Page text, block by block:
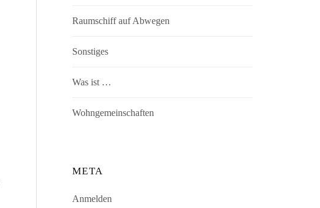
Raumschiff auf Abwegen
Sonstiges
Was ist …
Wohngemeinschaften
META
Anmelden